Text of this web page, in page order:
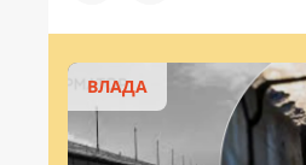
ВЛАДА